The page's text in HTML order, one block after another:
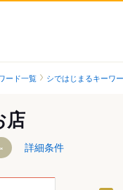
ード一覧 シではじまるキーワ
店
詳細条件